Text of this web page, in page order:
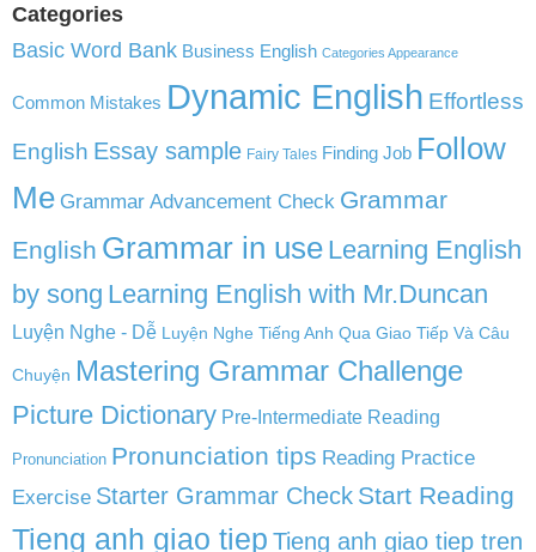
Categories
Basic Word Bank Business English Categories Appearance
Common Mistakes Dynamic English Effortless
English Essay sample Fairy Tales Finding Job Follow
Me Grammar Advancement Check Grammar
English Grammar in use Learning English
by song Learning English with Mr.Duncan
Luyện Nghe - Dễ Luyện Nghe Tiếng Anh Qua Giao Tiếp Và Câu
Chuyện Mastering Grammar Challenge
Picture Dictionary Pre-Intermediate Reading
Pronunciation Pronunciation tips Reading Practice
Exercise Starter Grammar Check Start Reading
Tieng anh giao tiep Tieng anh giao tiep tren